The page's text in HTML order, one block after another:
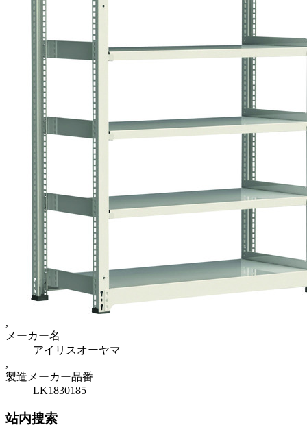
,
メーカー名
アイリスオーヤマ
,
製造メーカー品番
LK1830185
站内搜索